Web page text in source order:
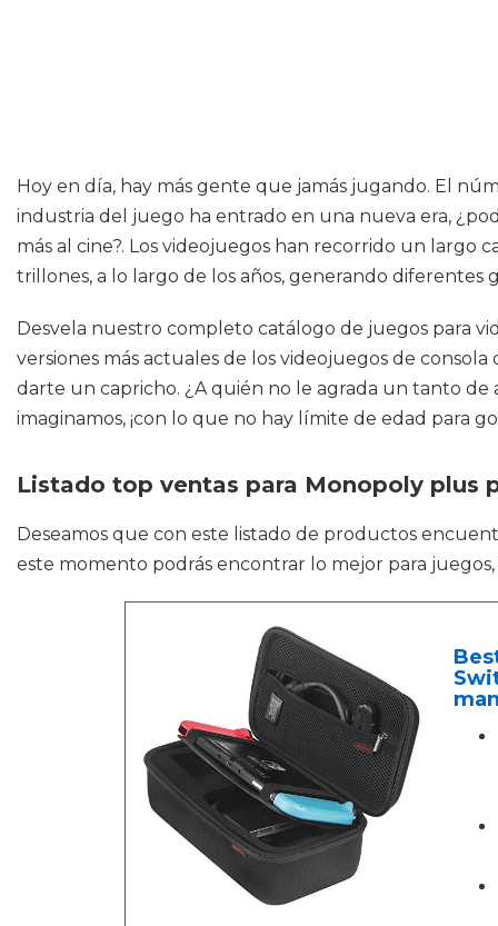
Hoy en día, hay más gente que jamás jugando. El
industria del juego ha entrado en una nueva era,
más al cine?. Los videojuegos han recorrido un largo
trillones, a lo largo de los años, generando diferentes
Desvela nuestro completo catálogo de juegos para
versiones más actuales de los videojuegos de
darte un capricho. ¿A quién no le agrada un tanto de
imaginamos, ¡con lo que no hay límite de edad para
Listado top ventas para Monopoly plus
Deseamos que con este listado de productos
este momento podrás encontrar lo mejor para